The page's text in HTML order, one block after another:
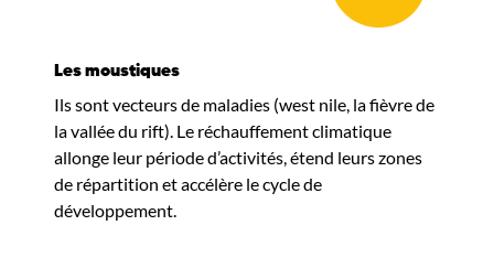
Les moustiques
Ils sont vecteurs de maladies (west nile, la fièvre de
la vallée du rift). Le réchauffement climatique
allonge leur période d’activités, étend leurs zones
de répartition et accélère le cycle de
développement.